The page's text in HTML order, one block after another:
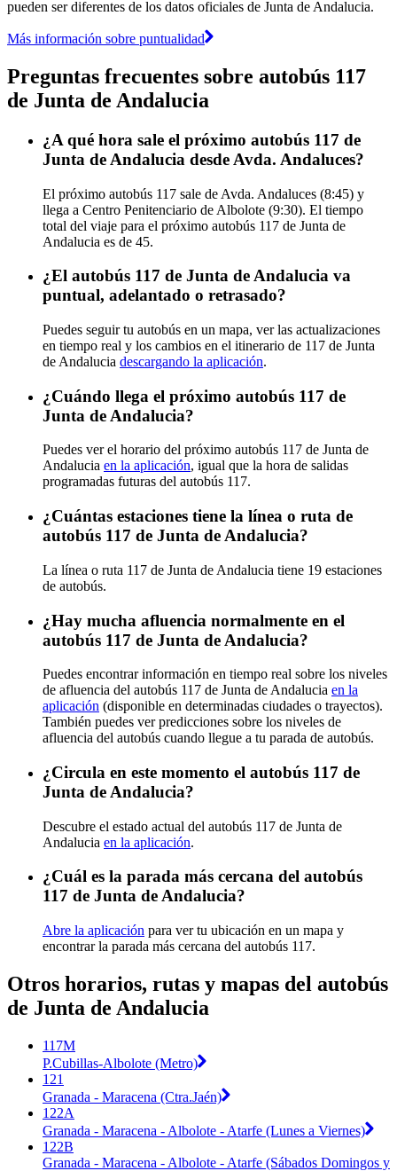
pueden ser diferentes de los datos oficiales de Junta de Andalucia.
Más información sobre puntualidad
Preguntas frecuentes sobre autobús 117
de Junta de Andalucia
¿A qué hora sale el próximo autobús 117 de
Junta de Andalucia desde Avda. Andaluces?
El próximo autobús 117 sale de Avda. Andaluces (8:45) y
llega a Centro Penitenciario de Albolote (9:30). El tiempo
total del viaje para el próximo autobús 117 de Junta de
Andalucia es de 45.
¿El autobús 117 de Junta de Andalucia va
puntual, adelantado o retrasado?
Puedes seguir tu autobús en un mapa, ver las actualizaciones
en tiempo real y los cambios en el itinerario de 117 de Junta
de Andalucia descargando la aplicación.
¿Cuándo llega el próximo autobús 117 de
Junta de Andalucia?
Puedes ver el horario del próximo autobús 117 de Junta de
Andalucia en la aplicación, igual que la hora de salidas
programadas futuras del autobús 117.
¿Cuántas estaciones tiene la línea o ruta de
autobús 117 de Junta de Andalucia?
La línea o ruta 117 de Junta de Andalucia tiene 19 estaciones
de autobús.
¿Hay mucha afluencia normalmente en el
autobús 117 de Junta de Andalucia?
Puedes encontrar información en tiempo real sobre los niveles
de afluencia del autobús 117 de Junta de Andalucia en la
aplicación (disponible en determinadas ciudades o trayectos).
También puedes ver predicciones sobre los niveles de
afluencia del autobús cuando llegue a tu parada de autobús.
¿Circula en este momento el autobús 117 de
Junta de Andalucia?
Descubre el estado actual del autobús 117 de Junta de
Andalucia en la aplicación.
¿Cuál es la parada más cercana del autobús
117 de Junta de Andalucia?
Abre la aplicación para ver tu ubicación en un mapa y
encontrar la parada más cercana del autobús 117.
Otros horarios, rutas y mapas del autobús
de Junta de Andalucia
117M
P.Cubillas-Albolote (Metro)
121
Granada - Maracena (Ctra.Jaén)
122A
Granada - Maracena - Albolote - Atarfe (Lunes a Viernes)
122B
Granada - Maracena - Albolote - Atarfe (Sábados Domingos y